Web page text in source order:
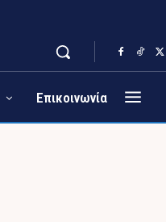
Επικοινωνία